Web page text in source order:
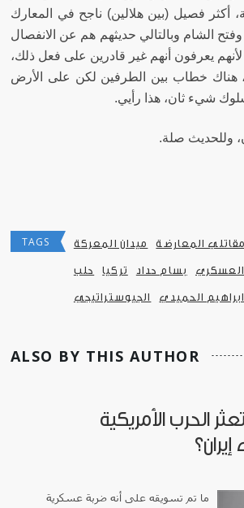
أكثر فصيل (بين هلالين) ناجح في المعارك
الشام وبالتالي حديثهم هم عن الانفصال
يعرفون أنهم غير قادرين على فعل ذلك،
هناك خطاب بين الطرفين لكن على الأرض
شيء ثان، هذا رأيي.
وللحديث صلة.
TAGS ميدان المعركة مقاتلي المعارضة
حلب تركيا بسام حداد العسكري
الجيوستراتيجي ابراهيم الحميدي
ALSO BY THIS AUTHOR
الحرب الأمريكية
ما تم تسويقه على أنه ضربة عسكرية